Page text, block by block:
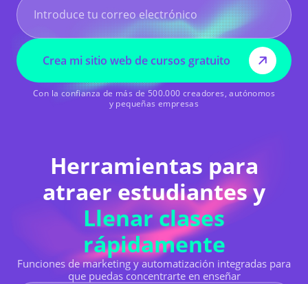
Crea mi sitio web de cursos gratuito
Con la confianza de más de 500.000 creadores, autónomos
y pequeñas empresas
Herramientas para
atraer estudiantes y
Llenar clases
rápidamente
Funciones de marketing y automatización integradas para
que puedas concentrarte en enseñar